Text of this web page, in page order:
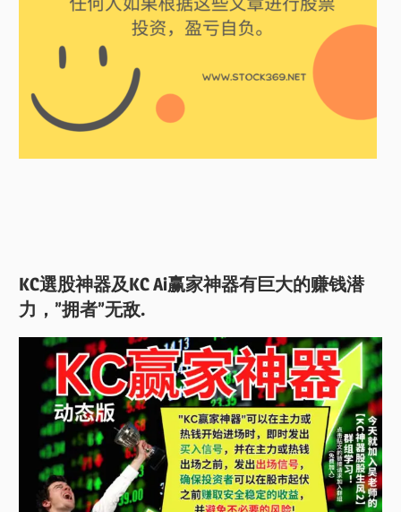
KC選股神器及KC Ai赢家神器有巨大的赚钱潜
力，”拥者”无敌.